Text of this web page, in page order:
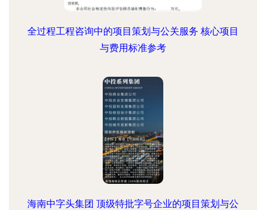
全过程工程咨询中的项目策划与公关服务 核心项目
与费用标准参考
海南中字头集团 顶级特批字号企业的项目策划与公